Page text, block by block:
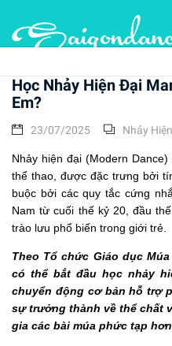
Học Nhảy Hiện Đại
Em?
23/07/2025 Nhảy
Nhảy hiện đại (Modern
thể thao, được đặc trưng bởi
buộc bởi các quy tắc cứng
Nam từ cuối thế kỷ 20, đầu
trào lưu phổ biến trong giới trẻ.
Theo Tổ chức Giáo dục Múa
có thể bắt đầu học nhảy
chuyển động cơ bản hỗ trợ
sự trưởng thành về thể chất
gia các bài múa phức tạp